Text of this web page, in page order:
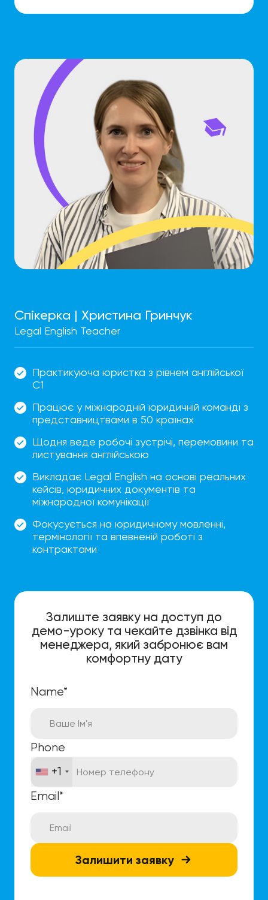
Спікерка | Христина Гринчук
Legal English Teacher
Практикуюча юристка з рівнем англійської
C1
Працює у міжнародній юридичній команді з
представництвами в 50 країнах
Щодня веде робочі зустрічі, перемовини та
листування англійською
Викладає Legal English на основі реальних
кейсів, юридичних документів та
міжнародної комунікації
Фокусується на юридичному мовленні,
термінології та впевненій роботі з
контрактами
Залиште заявку на доступ до
демо-уроку та чекайте дзвінка від
менеджера, який забронює вам
комфортну дату
Name*
Phone
+1
Email*
Залишити заявку